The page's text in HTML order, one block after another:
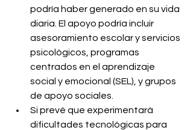
podría haber generado en su vida
diaria. El apoyo podría incluir
asesoramiento escolar y servicios
psicológicos, programas
centrados en el aprendizaje
social y emocional (SEL), y grupos
de apoyo sociales.
Si prevé que experimentará
dificultades tecnológicas para